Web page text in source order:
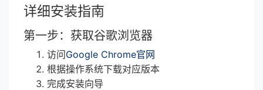
详细安装指南
第一步：获取谷歌浏览器
访问Google Chrome官网
根据操作系统下载对应版本
完成安装向导